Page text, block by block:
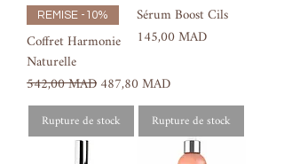
REMISE -10%
Coffret Harmonie
Naturelle
Prix original
542,00 MADPrix promotionnel
487,80 MAD
Rupture de stock
Sérum Boost Cils
Prix
145,00 MAD
Rupture de stock